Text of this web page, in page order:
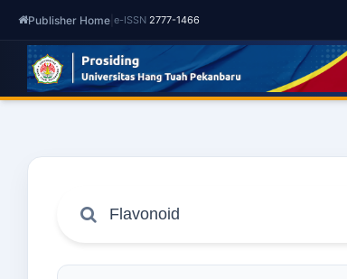
Publisher Home e-ISSN 2777-1466